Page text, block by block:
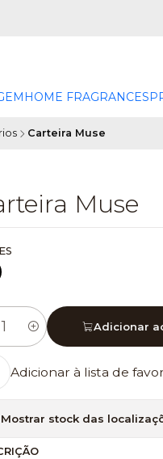
HOME FRAGRANCES
Carteira Muse
Muse
Adicionar
Adicionar à lista de
Mostrar stock das